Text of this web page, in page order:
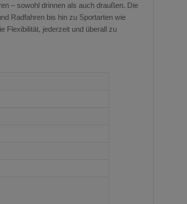
– sowohl drinnen als auch draußen. Die
Radfahren bis hin zu Sportarten wie
Flexibilität, jederzeit und überall zu